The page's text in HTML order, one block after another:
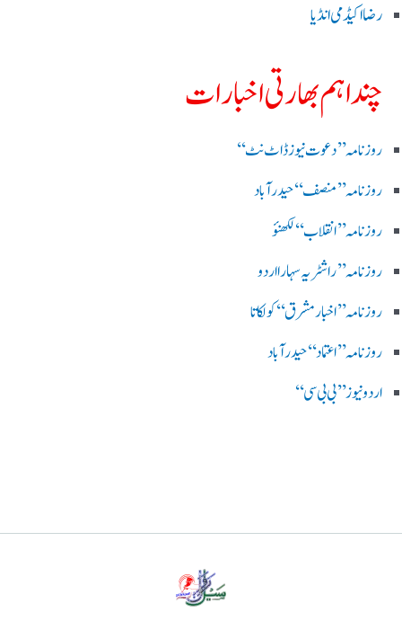
رضا اکیڈمی انڈیا
چند اہم بھارتی اخبارات
روز نامہ ’’ دعوت نیوز ڈاٹ نٹ‘‘
روزنامہ ’’ منصف‘‘ حیدر آباد
روزنامہ ’’ انقلاب‘‘ لکھنؤ
روز نامہ ’’راشٹریہ سہارا اردو
روزنامہ ’’اخبارمشرق‘‘ کولکاتا
روزنامہ ’’اعتماد‘‘ حیدرآباد
اردو نیوز ’’بی بی سی‘‘